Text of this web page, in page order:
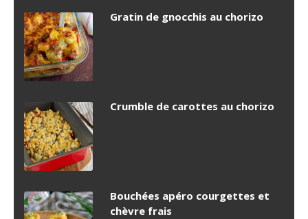
Gratin de gnocchis au chorizo
Crumble de carottes au chorizo
Bouchées apéro courgettes et
chèvre frais